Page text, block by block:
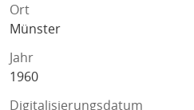
Ort
Münster
Jahr
1960
Digitalisierungsdatum